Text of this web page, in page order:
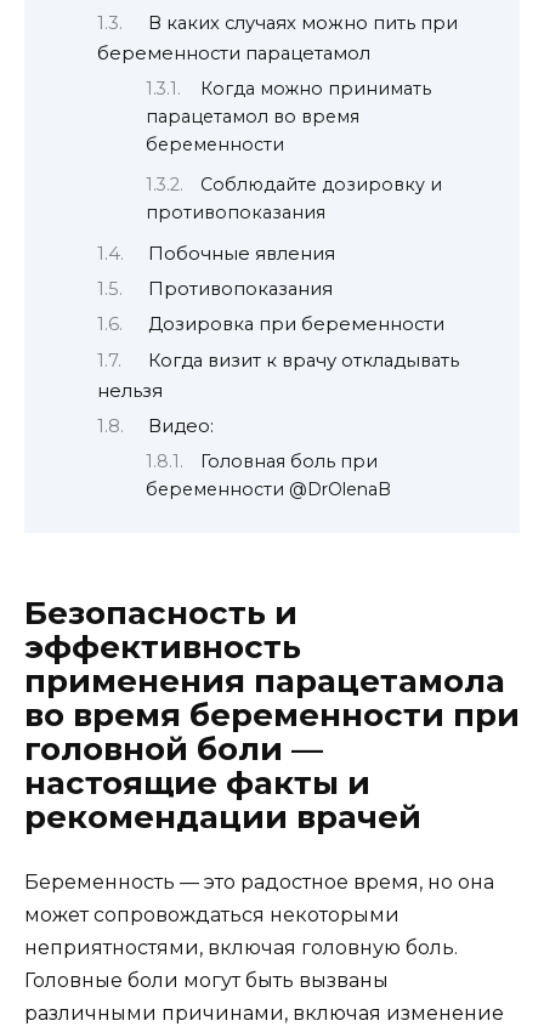
В каких случаях можно пить при
беременности парацетамол
Когда можно принимать
парацетамол во время
беременности
Соблюдайте дозировку и
противопоказания
Побочные явления
Противопоказания
Дозировка при беременности
Когда визит к врачу откладывать
нельзя
Видео:
Головная боль при
беременности @DrOlenaB
Безопасность и
эффективность
применения парацетамола
во время беременности при
головной боли —
настоящие факты и
рекомендации врачей
Беременность — это радостное время, но она
может сопровождаться некоторыми
неприятностями, включая головную боль.
Головные боли могут быть вызваны
различными причинами, включая изменение